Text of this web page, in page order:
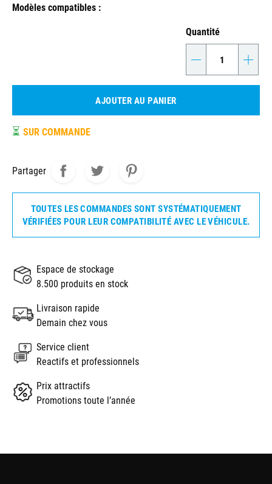
Modèles compatibles :
Quantité
- +
AJOUTER AU PANIER
⏳ SUR COMMANDE
Partager
TOUTES LES COMMANDES SONT SYSTÉMATIQUEMENT
VÉRIFIÉES POUR LEUR COMPATIBILITÉ AVEC LE VÉHICULE.
Espace de stockage
8.500 produits en stock
Livraison rapide
Demain chez vous
Service client
Reactifs et professionnels
Prix attractifs
Promotions toute l’année